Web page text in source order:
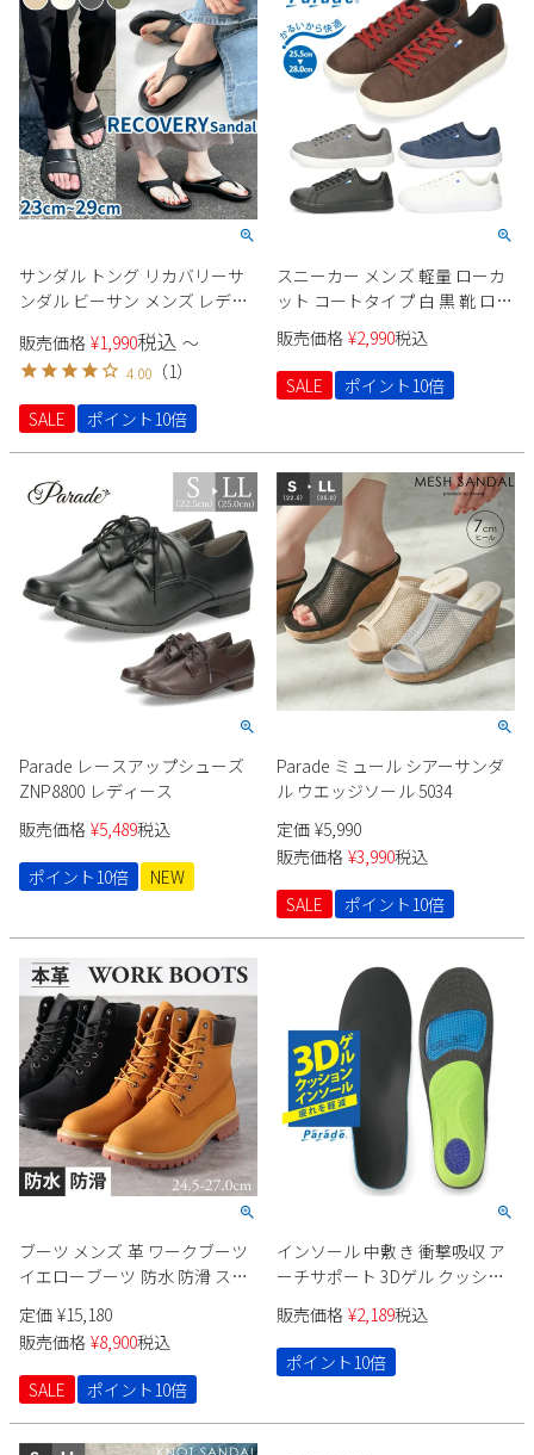
サンダル トング リカバリーサ
ンダル ビーサン メンズ レディ
トドア ビーチ Parade 91501
5601 パレード
販売価格 ¥1,990税込 〜
4.00 （1）
SALE
ポイント10倍
スニーカー メンズ 軽量 ローカ
ット コートタイプ 白 黒 靴 ロー
カット スエード 合皮 Parade
981703
販売価格 ¥2,990税込
SALE
ポイント10倍
Parade レースアップシューズ
ZNP8800 レディース
販売価格 ¥5,489税込
ポイント10倍
NEW
Parade ミュール シアーサンダ
ル ウエッジソール 5034
定価 ¥5,990
販売価格 ¥3,990税込
SALE
ポイント10倍
ブーツ メンズ 革 ワークブーツ
イエローブーツ 防水 防滑 スト
リート ミドルカット イエロー
ブラック 黒 本革 ヌバック 冬 紐
靴 歩きやすい 柔らかい Parade
1061 セール
定価 ¥15,180
販売価格 ¥8,900税込
SALE
ポイント10倍
インソール 中敷き 衝撃吸収 ア
ーチサポート 3Dゲル クッショ
ンインソール 疲労軽減 疲れに
くい 抗菌 防臭 立ち仕事 ウォー
キング メンズ レディース パレ
ード 998141 998142
販売価格 ¥2,189税込
ポイント10倍